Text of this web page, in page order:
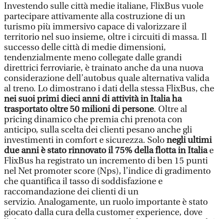
Investendo sulle città medie italiane, FlixBus vuole
partecipare attivamente alla costruzione di un
turismo più immersivo capace di valorizzare il
territorio nel suo insieme, oltre i circuiti di massa. Il
successo delle città di medie dimensioni,
tendenzialmente meno collegate dalle grandi
direttrici ferroviarie, è trainato anche da una nuova
considerazione dell’autobus quale alternativa valida
al treno. Lo dimostrano i dati della stessa FlixBus, che
nei suoi primi dieci anni di attività in Italia ha
trasportato oltre 50 milioni di persone. Oltre al
pricing dinamico che premia chi prenota con
anticipo, sulla scelta dei clienti pesano anche gli
investimenti in comfort e sicurezza. Solonegli ultimi
due anni è stato rinnovato il 75% della flotta in Italiae
FlixBus ha registrato un incremento di ben 15 punti
nel Net promoter score (Nps), l’indice di gradimento
che quantifica il tasso di soddisfazione e
raccomandazione dei clienti di un
servizio. Analogamente, un ruolo importante è stato
giocato dalla cura della customer experience, dove